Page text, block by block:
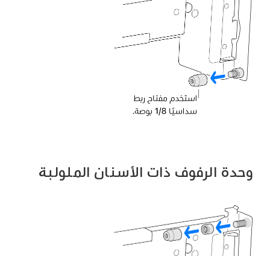
وحدة الرفوف ذات الأسنان الملولبة